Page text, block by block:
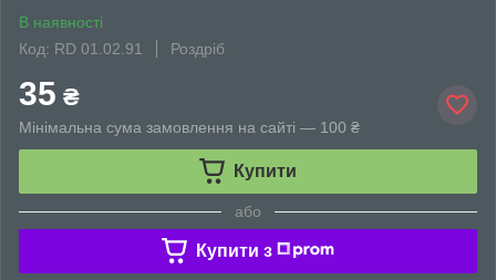
В наявності
Код: RD 01.02.91
Роздріб
35 ₴
Мінімальна сума замовлення на сайті — 100 ₴
Купити
або
Купити з